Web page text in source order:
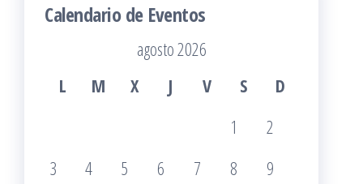
Calendario de Eventos
agosto 2026
L
M X J V S
D
1
2
3
4 5 6 7 8
9